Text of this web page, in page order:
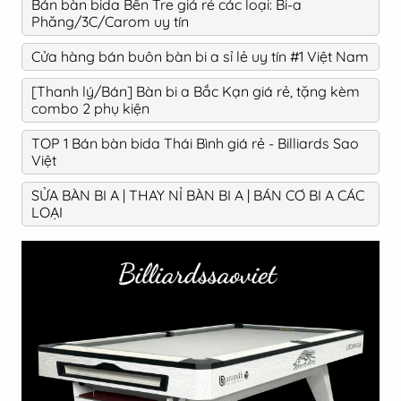
Bán bàn bida Bến Tre giá rẻ các loại: Bi-a
Phăng/3C/Carom uy tín
Cửa hàng bán buôn bàn bi a sỉ lẻ uy tín #1 Việt Nam
[Thanh lý/Bán] Bàn bi a Bắc Kạn giá rẻ, tặng kèm
combo 2 phụ kiện
TOP 1 Bán bàn bida Thái Bình giá rẻ - Billiards Sao
Việt
SỬA BÀN BI A | THAY NỈ BÀN BI A | BÁN CƠ BI A CÁC
LOẠI